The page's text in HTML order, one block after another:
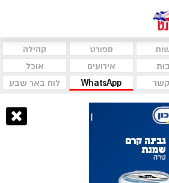
ספורט
קהילה
אירועים
אוכל
קשר WhatsApp לוח באר שבע